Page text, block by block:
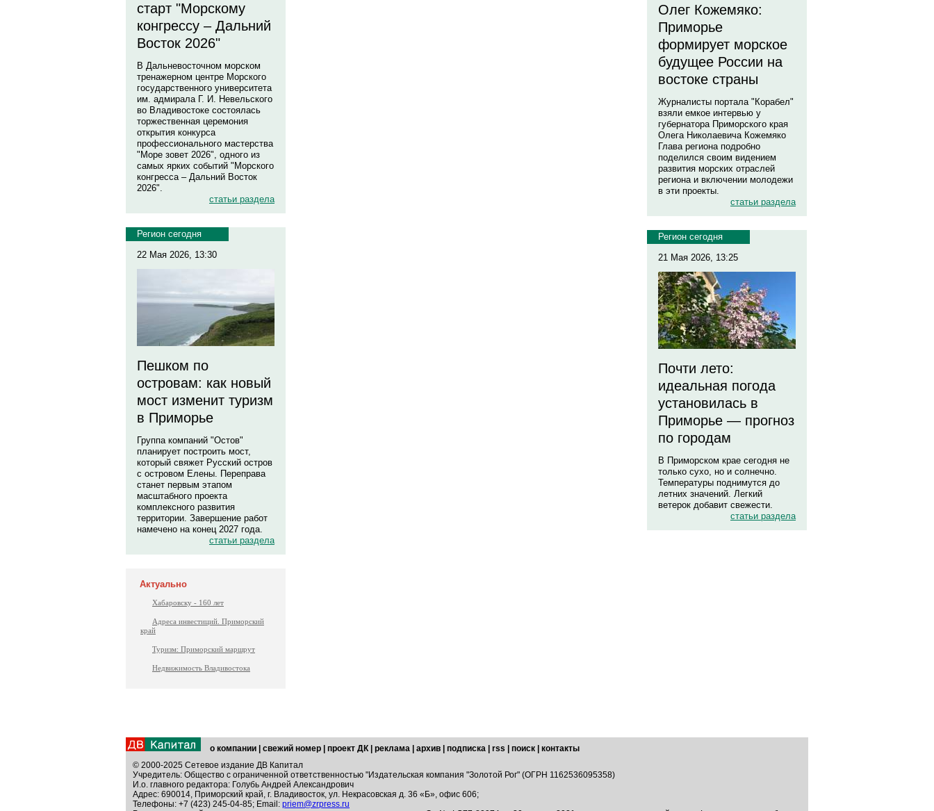
старт "Морскому
конгрессу – Дальний
Восток 2026"
В Дальневосточном морском
тренажерном центре Морского
государственного университета
им. адмирала Г. И. Невельского
во Владивостоке состоялась
торжественная церемония
открытия конкурса
профессионального мастерства
"Море зовет 2026", одного из
самых ярких событий "Морского
конгресса – Дальний Восток
2026".
статьи раздела
Регион сегодня
22 Мая 2026, 13:30
Пешком по
островам: как новый
мост изменит туризм
в Приморье
Группа компаний "Остов"
планирует построить мост,
который свяжет Русский остров
с островом Елены. Переправа
станет первым этапом
масштабного проекта
комплексного развития
территории. Завершение работ
намечено на конец 2027 года.
статьи раздела
Актуально
Хабаровску - 160 лет
Адреса инвестиций. Приморский
край
Туризм: Приморский маршрут
Недвижимость Владивостока
Олег Кожемяко:
Приморье
формирует морское
будущее России на
востоке страны
Журналисты портала "Корабел"
взяли емкое интервью у
губернатора Приморского края
Олега Николаевича Кожемяко
Глава региона подробно
поделился своим видением
развития морских отраслей
региона и включении молодежи
в эти проекты.
статьи раздела
Регион сегодня
21 Мая 2026, 13:25
Почти лето:
идеальная погода
установилась в
Приморье — прогноз
по городам
В Приморском крае сегодня не
только сухо, но и солнечно.
Температуры поднимутся до
летних значений. Легкий
ветерок добавит свежести.
статьи раздела
о компании свежий номер проект ДК реклама архив подписка rss поиск
контакты
© 2000-2025 Сетевое издание ДВ Капитал
Учредитель: Общество с ограниченной ответственностью "Издательская компания "Золотой Рог" (ОГРН 1162536095358)
И.о. главного редактора: Голубь Андрей Александрович
Адрес: 690014, Приморский край, г. Владивосток, ул. Некрасовская д. 36 «Б», офис 606;
Телефоны: +7 (423) 245-04-85; Email: priem@zrpress.ru